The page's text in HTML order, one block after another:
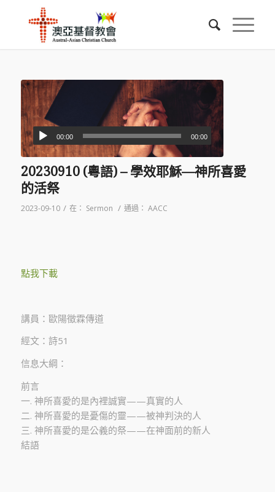
00:00 00:00
20230910 (粵語) – 學效耶穌—神所喜愛
的活祭
2023-09-10 / 在： Sermon / 通過： AACC
點我下載
講員：歐陽徵霖傳道
經文：詩51
信息大綱：
前言
一. 神所喜愛的是內裡誠實——真實的人
二. 神所喜愛的是憂傷的靈——被神判決的人
三. 神所喜愛的是公義的祭——在神面前的新人
結語